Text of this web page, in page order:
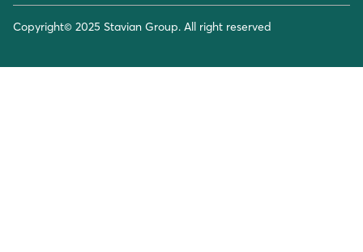
Copyright© 2025 Stavian Group. All right reserved